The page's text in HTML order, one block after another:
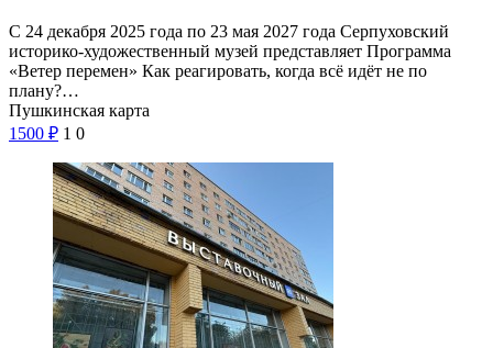
С 24 декабря 2025 года по 23 мая 2027 года Серпуховский
историко-художественный музей представляет Программа
«Ветер перемен» Как реагировать, когда всё идёт не по
плану?…
Пушкинская карта
1500 ₽ 1 0